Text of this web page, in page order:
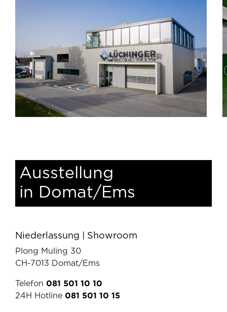
Ausstellung
in Domat/Ems
Niederlassung | Showroom
Plong Muling 30
CH-7013 Domat/Ems
Telefon 081 501 10 10
24H Hotline 081 501 10 15